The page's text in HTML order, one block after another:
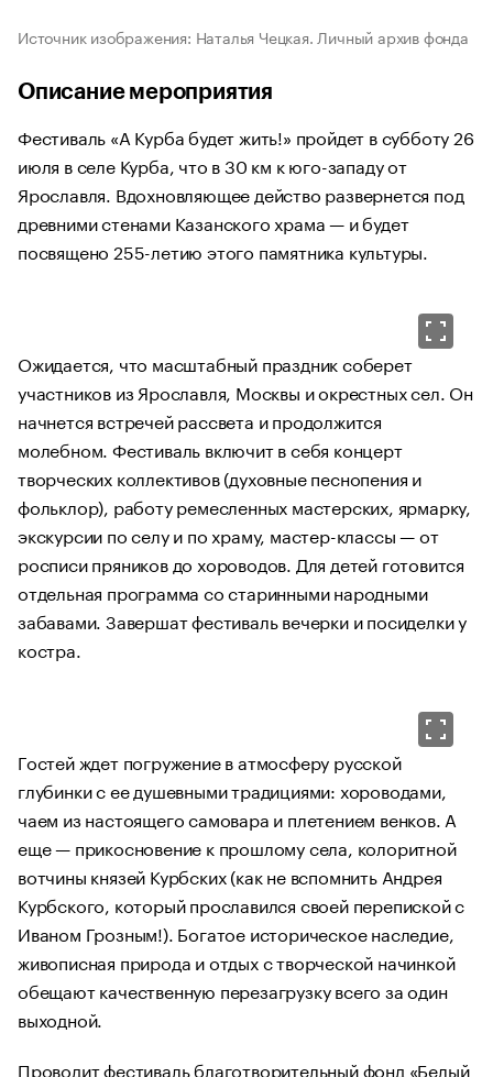
Источник изображения: Наталья Чецкая. Личный архив фонда
Описание мероприятия
Фестиваль «А Курба будет жить!» пройдет в субботу 26
июля в селе Курба, что в 30 км к юго-западу от
Ярославля. Вдохновляющее действо развернется под
древними стенами Казанского храма — и будет
посвящено 255-летию этого памятника культуры.
Ожидается, что масштабный праздник соберет
участников из Ярославля, Москвы и окрестных сел. Он
начнется встречей рассвета и продолжится
молебном. Фестиваль включит в себя концерт
творческих коллективов (духовные песнопения и
фольклор), работу ремесленных мастерских, ярмарку,
экскурсии по селу и по храму, мастер-классы — от
росписи пряников до хороводов. Для детей готовится
отдельная программа со старинными народными
забавами. Завершат фестиваль вечерки и посиделки у
костра.
Гостей ждет погружение в атмосферу русской
глубинки с ее душевными традициями: хороводами,
чаем из настоящего самовара и плетением венков. А
еще — прикосновение к прошлому села, колоритной
вотчины князей Курбских (как не вспомнить Андрея
Курбского, который прославился своей перепиской с
Иваном Грозным!). Богатое историческое наследие,
живописная природа и отдых с творческой начинкой
обещают качественную перезагрузку всего за один
выходной.
Проводит фестиваль благотворительный фонд «Белый